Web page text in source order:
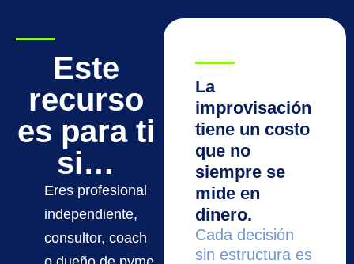
Este
recurso
es para ti
si…
Eres profesional
independiente,
consultor, coach
La
improvisación
tiene un costo
que no
siempre se
mide en
dinero.
Cada decisión
sin estructura es